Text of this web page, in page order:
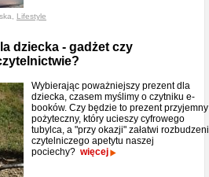
Lifestyle
dziecka - gadżet czy
Wybierając poważniejszy prezent dla
dziecka, czasem myślimy o czytniku e-
booków. Czy będzie to prezent
pożyteczny, który ucieszy cyfrowego
tubylca, a "przy okazji" załatwi
czytelniczego apetytu naszej
pociechy? więcej